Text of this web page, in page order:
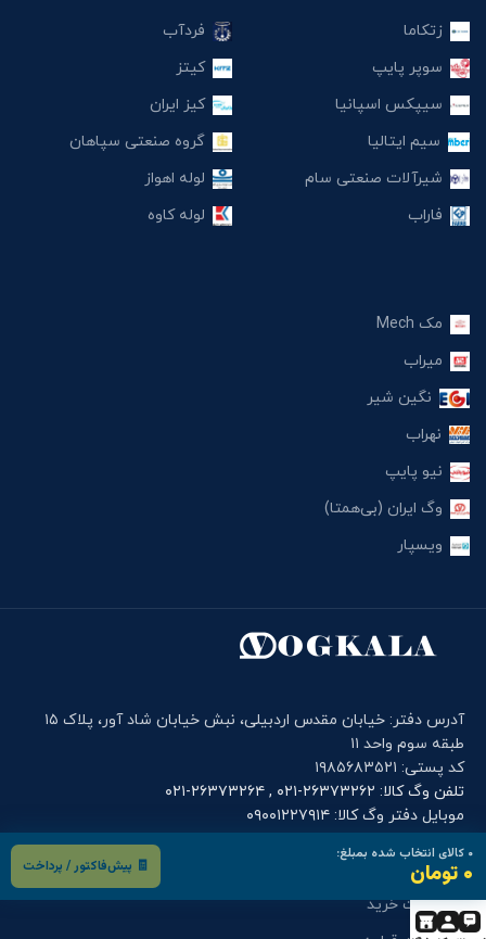
۰ کالای انتخاب شده بمبلغ:
۰ تومان 🧾 پیش‌فاکتور / پرداخت
زتکاما
سوپر پایپ
سیپکس اسپانیا
سیم ایتالیا
شیرآلات صنعتی سام
فاراب
فردآب
کیتز
کیز ایران
گروه صنعتی سپاهان
لوله اهواز
لوله کاوه
مک Mech
میراب
نگین شیر
نهراب
نیو پایپ
وگ ایران (بی‌همتا)
ویسپار
آدرس دفتر: خیابان مقدس اردبیلی، نبش خیابان شاد آور، پلاک ۱۵
طبقه سوم واحد ۱۱
کد پستی: ۱۹۸۵۶۸۳۵۲۱
تلفن وگ کالا: ۲۶۳۷۳۲۶۲-۰۲۱ , ۲۶۳۷۳۲۶۴-۰۲۱
موبایل دفتر وگ کالا: ۰۹۰۰۱۲۲۷۹۱۴
فرم های کاربری
درخواست خرید